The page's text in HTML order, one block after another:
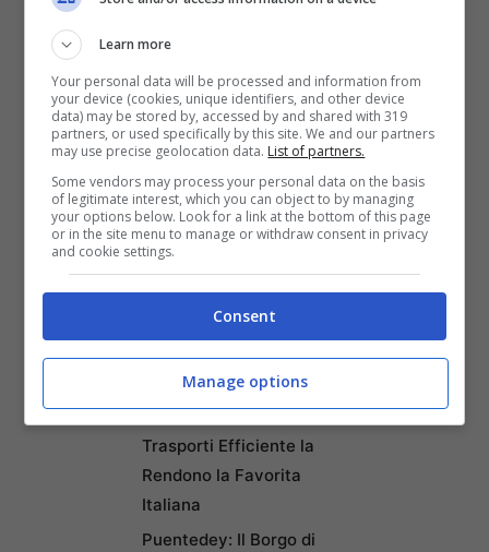
integrati l’uno nell’altro permettono una
maggiore interazione e una
semplificazione di tutte le pratiche
necessarie per entrare a far parte dei
programmi formativi. Verranno inoltre
incrementate le borse di studio e
corrisposte in tempo più rapido.
Articoli recentiNapoli tra le Top 10 Città
Mondiali per il Workcation
2026: Cultura, Cibo e
Trasporti Efficiente la
Rendono la Favorita
Italiana
Puentedey: Il Borgo di
Learn more
Your personal data will be processed and information from
your device (cookies, unique identifiers, and other device
data) may be stored by, accessed by and shared with 319
partners, or used specifically by this site. We and our partners
may use precise geolocation data. List of partners.
Some vendors may process your personal data on the basis
of legitimate interest, which you can object to by managing
your options below. Look for a link at the bottom of this page
or in the site menu to manage or withdraw consent in privacy
and cookie settings.
Consent
Manage options